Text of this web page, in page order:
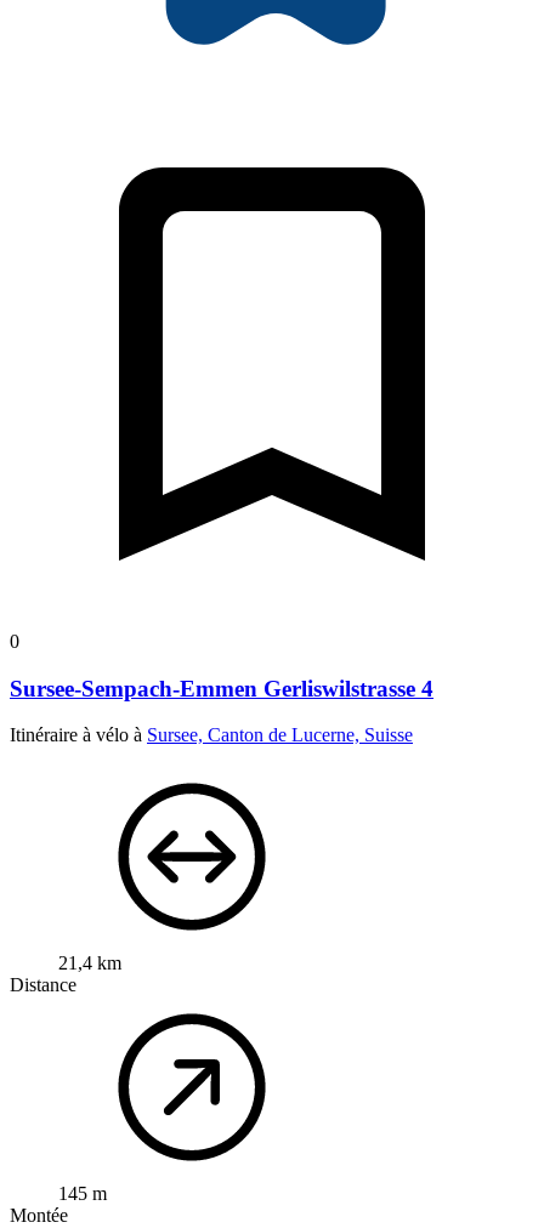
0
Sursee-Sempach-Emmen Gerliswilstrasse 4
Itinéraire à vélo à Sursee, Canton de Lucerne, Suisse
21,4 km
Distance
145 m
Montée